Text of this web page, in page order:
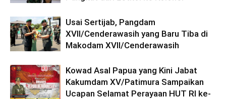
Usai Sertijab, Pangdam
XVII/Cenderawasih yang Baru Tiba di
Makodam XVII/Cenderawasih
Kowad Asal Papua yang Kini Jabat
Kakumdam XV/Patimura Sampaikan
Ucapan Selamat Perayaan HUT RI ke-